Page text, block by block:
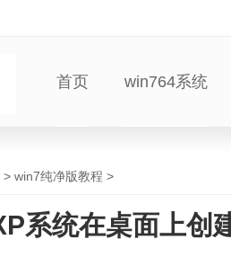
首页 win764系统
> win7纯净版教程 >
系统在桌面上创